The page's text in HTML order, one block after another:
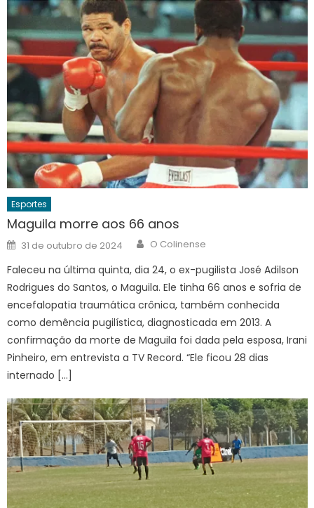
Esportes
Maguila morre aos 66 anos
Posted
on
31 de outubro de 2024 Author
O Colinense
Faleceu na última quinta, dia 24, o ex-pugilista José Adilson
Rodrigues do Santos, o Maguila. Ele tinha 66 anos e sofria de
encefalopatia traumática crônica, também conhecida
como demência pugilística, diagnosticada em 2013. A
confirmação da morte de Maguila foi dada pela esposa, Irani
Pinheiro, em entrevista a TV Record. “Ele ficou 28 dias
internado […]